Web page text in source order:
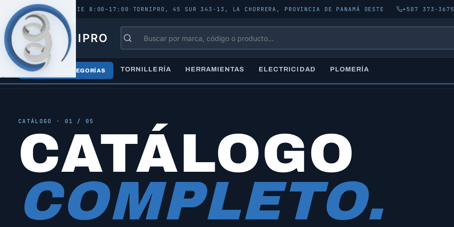
ABIERTO - LUN–VIE 8:00–17:00 · TORNIPRO, 45 SUR 343-13, LA CHORRERA, PROVINCIA DE PANAMÁ OESTE +507 373-3675
TORNIPRO
TODAS LAS CATEGORÍAS TORNILLERÍA HERRAMIENTAS ELECTRICIDAD PLOMERÍA
Inicio / Catálogo / Todos los productos
CATÁLOGO · 01 / 05
CATÁLOGO
COMPLETO.